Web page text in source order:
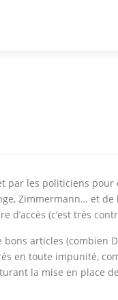
par les politiciens pour
Zimmermann… et
(c’est très
articles (combien
en toute impunité,
la mise en place